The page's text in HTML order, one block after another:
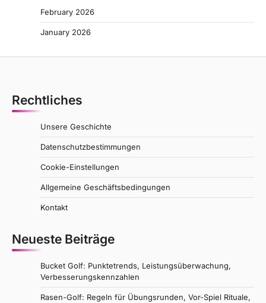
February 2026
January 2026
Rechtliches
Unsere Geschichte
Datenschutzbestimmungen
Cookie-Einstellungen
Allgemeine Geschäftsbedingungen
Kontakt
Neueste Beiträge
Bucket Golf: Punktetrends, Leistungsüberwachung,
Verbesserungskennzahlen
Rasen-Golf: Regeln für Übungsrunden, Vor-Spiel Rituale,